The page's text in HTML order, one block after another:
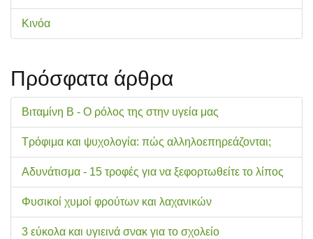
Κινόα
Πρόσφατα άρθρα
Βιταμίνη Β - Ο ρόλος της στην υγεία μας
Τρόφιμα και ψυχολογία: πώς αλληλοεπηρεάζονται;
Αδυνάτισμα - 15 τροφές για να ξεφορτωθείτε το λίπος
Φυσικοί χυμοί φρούτων και λαχανικών
3 εύκολα και υγιεινά σνακ για το σχολείo